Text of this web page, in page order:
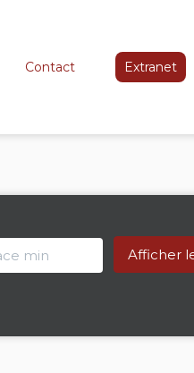
Contact Extranet